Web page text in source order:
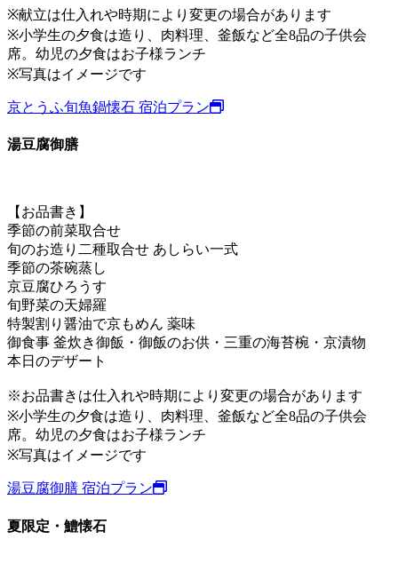
※献立は仕入れや時期により変更の場合があります
※小学生の夕食は造り、肉料理、釜飯など全8品の子供会
席。幼児の夕食はお子様ランチ
※写真はイメージです
京とうふ旬魚鍋懐石 宿泊プラン
湯豆腐御膳
【お品書き】
季節の前菜取合せ
旬のお造り二種取合せ あしらい一式
季節の茶碗蒸し
京豆腐ひろうす
旬野菜の天婦羅
特製割り醤油で京もめん 薬味
御食事 釜炊き御飯・御飯のお供・三重の海苔椀・京漬物
本日のデザート
※お品書きは仕入れや時期により変更の場合があります
※小学生の夕食は造り、肉料理、釜飯など全8品の子供会
席。幼児の夕食はお子様ランチ
※写真はイメージです
湯豆腐御膳 宿泊プラン
夏限定・鱧懐石